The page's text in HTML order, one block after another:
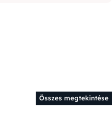
Összes megtekintése